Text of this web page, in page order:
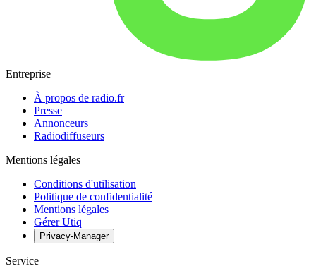
Entreprise
À propos de radio.fr
Presse
Annonceurs
Radiodiffuseurs
Mentions légales
Conditions d'utilisation
Politique de confidentialité
Mentions légales
Gérer Utiq
Privacy-Manager
Service